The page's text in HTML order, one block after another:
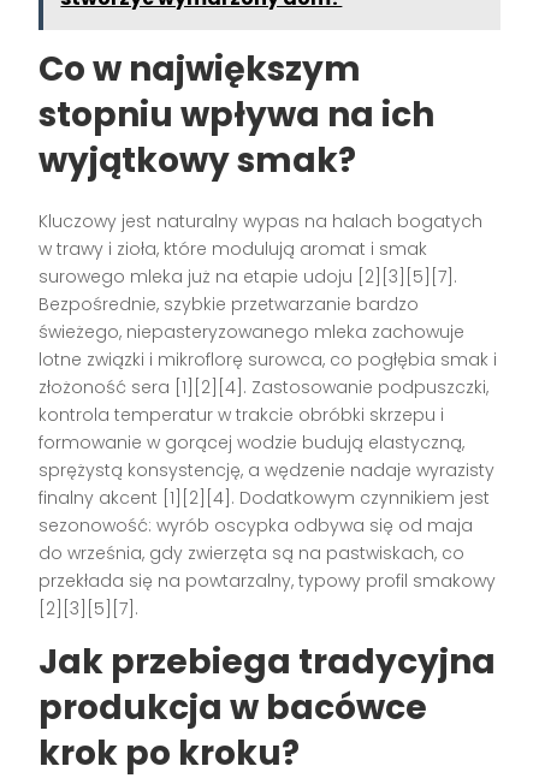
Co w największym
stopniu wpływa na ich
wyjątkowy smak?
Kluczowy jest naturalny wypas na halach bogatych
w trawy i zioła, które modulują aromat i smak
surowego mleka już na etapie udoju [2][3][5][7].
Bezpośrednie, szybkie przetwarzanie bardzo
świeżego, niepasteryzowanego mleka zachowuje
lotne związki i mikroflorę surowca, co pogłębia smak i
złożoność sera [1][2][4]. Zastosowanie podpuszczki,
kontrola temperatur w trakcie obróbki skrzepu i
formowanie w gorącej wodzie budują elastyczną,
sprężystą konsystencję, a wędzenie nadaje wyrazisty
finalny akcent [1][2][4]. Dodatkowym czynnikiem jest
sezonowość: wyrób oscypka odbywa się od maja
do września, gdy zwierzęta są na pastwiskach, co
przekłada się na powtarzalny, typowy profil smakowy
[2][3][5][7].
Jak przebiega tradycyjna
produkcja w bacówce
krok po kroku?